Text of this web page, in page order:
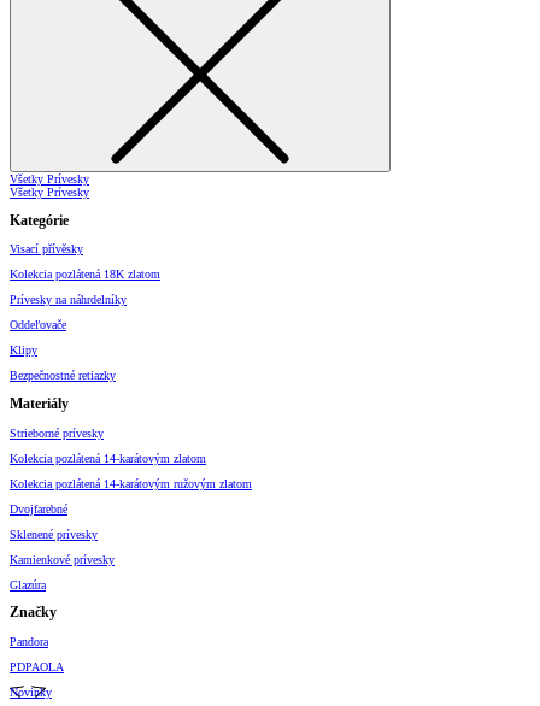
Všetky Prívesky
Všetky Prívesky
Kategórie
Visací přívěsky
Kolekcia pozlátená 18K zlatom
Prívesky na náhrdelníky
Oddeľovače
Klipy
Bezpečnostné retiazky
Materiály
Strieborné prívesky
Kolekcia pozlátená 14-karátovým zlatom
Kolekcia pozlátená 14-karátovým ružovým zlatom
Dvojfarebné
Sklenené prívesky
Kamienkové prívesky
Glazúra
Značky
Pandora
PDPAOLA
Novinky